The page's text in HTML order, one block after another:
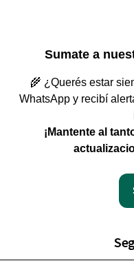
Sumate a
🌾 ¿Querés estar
WhatsApp y recibí
¡Mantente al